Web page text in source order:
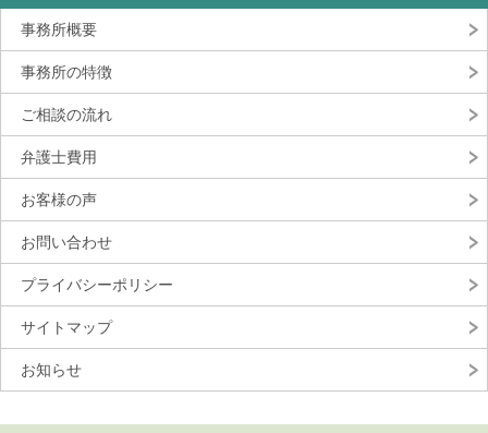
事務所概要
事務所の特徴
ご相談の流れ
弁護士費用
お客様の声
お問い合わせ
プライバシーポリシー
サイトマップ
お知らせ